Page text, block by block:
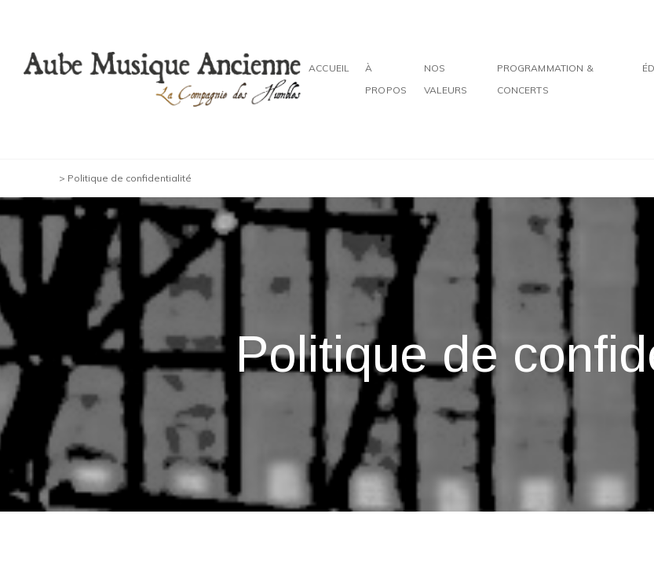
ACCUEIL
À
PROPOS
NOS
VALEURS
PROGRAMMATION &
CONCERTS
> Politique de confidentialité
Politique de